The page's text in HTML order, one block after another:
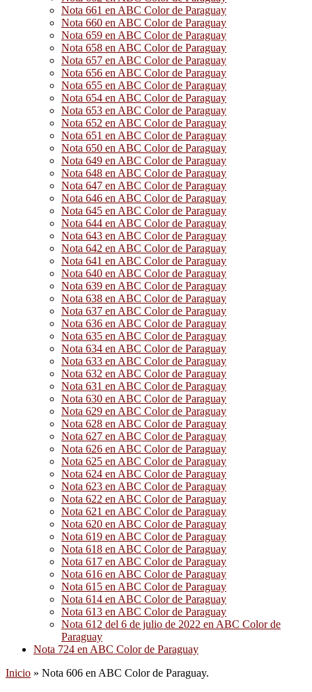
Nota 661 en ABC Color de Paraguay
Nota 660 en ABC Color de Paraguay
Nota 659 en ABC Color de Paraguay
Nota 658 en ABC Color de Paraguay
Nota 657 en ABC Color de Paraguay
Nota 656 en ABC Color de Paraguay
Nota 655 en ABC Color de Paraguay
Nota 654 en ABC Color de Paraguay
Nota 653 en ABC Color de Paraguay
Nota 652 en ABC Color de Paraguay
Nota 651 en ABC Color de Paraguay
Nota 650 en ABC Color de Paraguay
Nota 649 en ABC Color de Paraguay
Nota 648 en ABC Color de Paraguay
Nota 647 en ABC Color de Paraguay
Nota 646 en ABC Color de Paraguay
Nota 645 en ABC Color de Paraguay
Nota 644 en ABC Color de Paraguay
Nota 643 en ABC Color de Paraguay
Nota 642 en ABC Color de Paraguay
Nota 641 en ABC Color de Paraguay
Nota 640 en ABC Color de Paraguay
Nota 639 en ABC Color de Paraguay
Nota 638 en ABC Color de Paraguay
Nota 637 en ABC Color de Paraguay
Nota 636 en ABC Color de Paraguay
Nota 635 en ABC Color de Paraguay
Nota 634 en ABC Color de Paraguay
Nota 633 en ABC Color de Paraguay
Nota 632 en ABC Color de Paraguay
Nota 631 en ABC Color de Paraguay
Nota 630 en ABC Color de Paraguay
Nota 629 en ABC Color de Paraguay
Nota 628 en ABC Color de Paraguay
Nota 627 en ABC Color de Paraguay
Nota 626 en ABC Color de Paraguay
Nota 625 en ABC Color de Paraguay
Nota 624 en ABC Color de Paraguay
Nota 623 en ABC Color de Paraguay
Nota 622 en ABC Color de Paraguay
Nota 621 en ABC Color de Paraguay
Nota 620 en ABC Color de Paraguay
Nota 619 en ABC Color de Paraguay
Nota 618 en ABC Color de Paraguay
Nota 617 en ABC Color de Paraguay
Nota 616 en ABC Color de Paraguay
Nota 615 en ABC Color de Paraguay
Nota 614 en ABC Color de Paraguay
Nota 613 en ABC Color de Paraguay
Nota 612 del 6 de julio de 2022 en ABC Color de
Paraguay
Nota 724 en ABC Color de Paraguay
Inicio » Nota 606 en ABC Color de Paraguay.